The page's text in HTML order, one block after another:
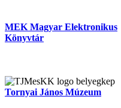
MEK Magyar Elektronikus
Könyvtár
Tornyai János Múzeum